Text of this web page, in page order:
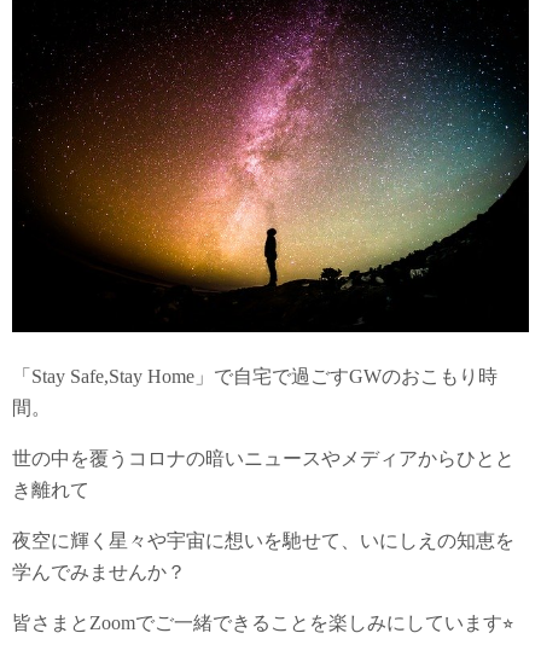
「Stay Safe,Stay Home」で自宅で過ごすGWのおこもり時
間。
世の中を覆うコロナの暗いニュースやメディアからひとと
き離れて
夜空に輝く星々や宇宙に想いを馳せて、いにしえの知恵を
学んでみませんか？
皆さまとZoomでご一緒できることを楽しみにしています⭐︎